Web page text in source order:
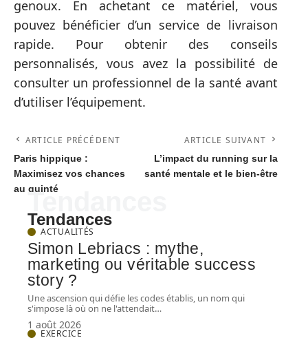
genoux. En achetant ce matériel, vous
pouvez bénéficier d’un service de livraison
rapide. Pour obtenir des conseils
personnalisés, vous avez la possibilité de
consulter un professionnel de la santé avant
d’utiliser l’équipement.
ARTICLE PRÉCÉDENT
Paris hippique :
Maximisez vos chances
au quinté
ARTICLE SUIVANT
L’impact du running sur la
santé mentale et le bien-être
Tendances
Tendances
ACTUALITÉS
Simon Lebriacs : mythe,
marketing ou véritable success
story ?
Une ascension qui défie les codes établis, un nom qui
s'impose là où on ne l'attendait…
1 août 2026
EXERCICE